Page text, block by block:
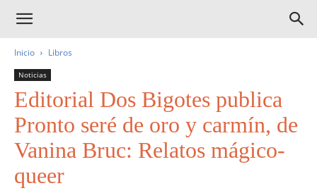
Inicio Libros
Noticias
Editorial Dos Bigotes publica
Pronto seré de oro y carmín, de
Vanina Bruc: Relatos mágico-
queer